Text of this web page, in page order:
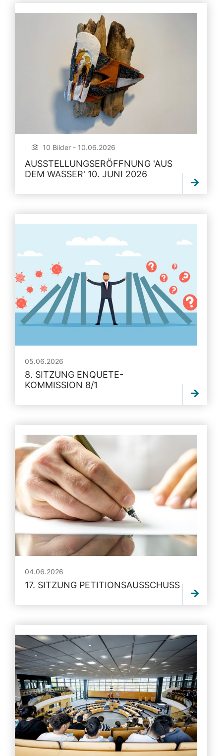
10 Bilder - 10.06.2026
AUSSTELLUNGSERÖFFNUNG 'AUS
DEM WASSER' 10. JUNI 2026
05.06.2026
8. SITZUNG ENQUETE-
KOMMISSION 8/1
04.06.2026
17. SITZUNG PETITIONSAUSSCHUSS